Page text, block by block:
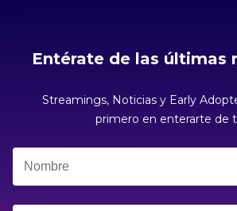
Entérate de las últimas
Streamings, Noticias y Early
primero en enterarte de